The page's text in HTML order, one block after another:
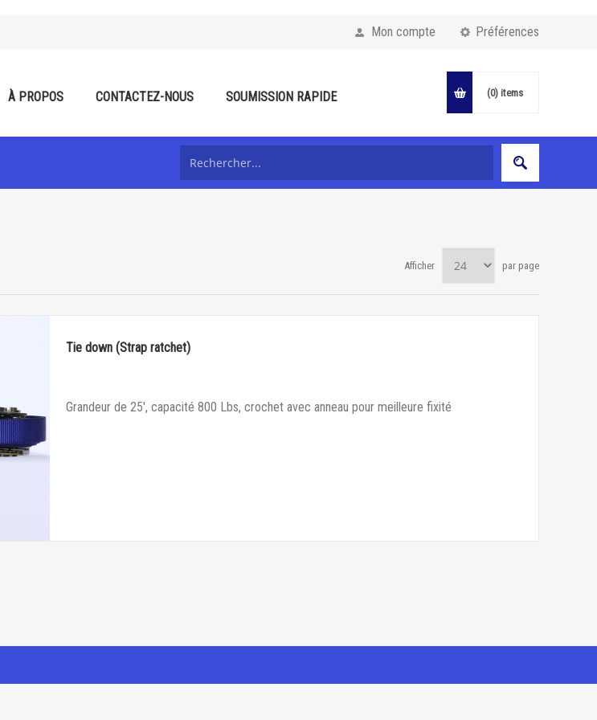
Préférences
Mon compte
À PROPOS CONTACTEZ-NOUS SOUMISSION RAPIDE (0) items
Afficher par page
Tie down (Strap ratchet)
Grandeur de 25', capacité 800 Lbs, crochet avec anneau pour meilleure fixité